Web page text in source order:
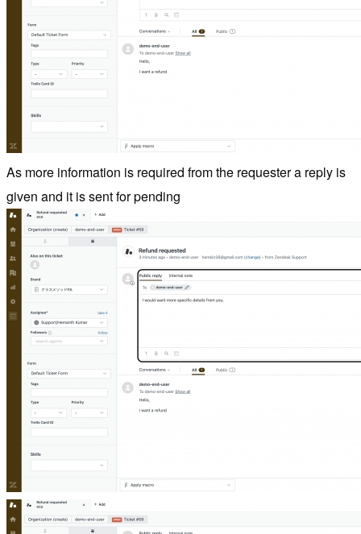
As more information is required from the requester a reply is
given and it is sent for pending